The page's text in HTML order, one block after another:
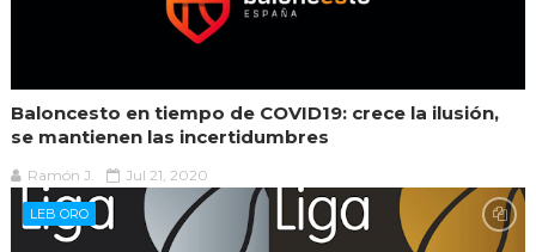
Baloncesto en tiempo de COVID19: crece la ilusión,
se mantienen las incertidumbres
Ramón J. Jul 21, 2020
LEB ORO